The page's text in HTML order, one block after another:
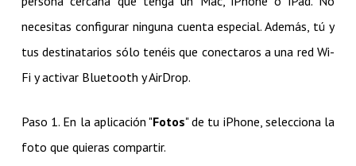
necesitas configurar ninguna cuenta especial. Además, tú y
tus destinatarios sólo tenéis que conectaros a una red Wi-
Fi y activar Bluetooth y AirDrop.
Paso 1. En la aplicación "Fotos" de tu iPhone, selecciona la
foto que quieras compartir.